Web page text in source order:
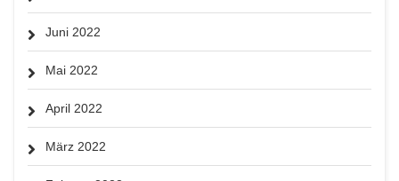
Juni 2022
Mai 2022
April 2022
März 2022